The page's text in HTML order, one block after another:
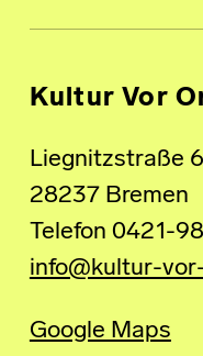
Kultur Vor
Liegnitzstraße
28237 Bremen
Telefon 0421-
info@kultur-
Google Maps